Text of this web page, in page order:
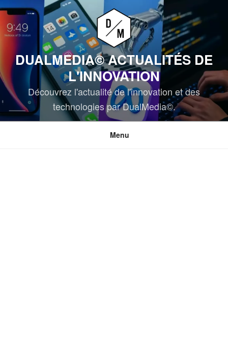
Aller
au
contenu
DUALMEDIA© ACTUALITÉS DE
L'INNOVATION
Découvrez l'actualité de l'innovation et des
technologies par DualMedia©.
Menu